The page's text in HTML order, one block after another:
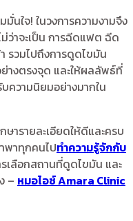
นใจ! ในวงการความงามจึง
ว่าจะเป็น การฉีดแฟต ฉีด
รวมไปถึงการดูดไขมัน
างตรงจุด และให้ผลลัพธ์ที่
ความนิยมอย่างมากใน
ารายละเอียดให้ดีและครบ
พาทุกคนไปทำความรู้จักกับ
เลือกสถานที่ดูดไขมัน และ
– หมอไอซ์ Amara Clinic